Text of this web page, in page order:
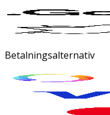
Betalningsalternativ